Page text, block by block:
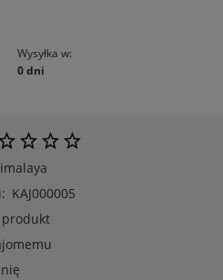
Wysyłka w:
0 dni
KAJ000005